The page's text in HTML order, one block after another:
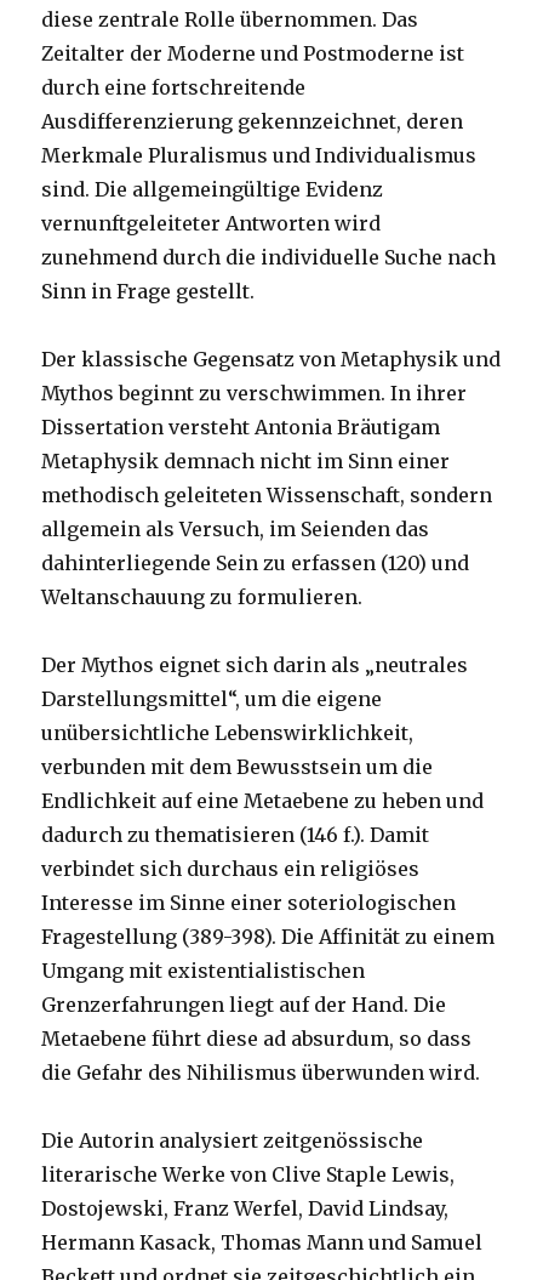
diese zentrale Rolle übernommen. Das
Zeitalter der Moderne und Postmoderne ist
durch eine fortschreitende
Ausdifferenzierung gekennzeichnet, deren
Merkmale Pluralismus und Individualismus
sind. Die allgemeingültige Evidenz
vernunftgeleiteter Antworten wird
zunehmend durch die individuelle Suche nach
Sinn in Frage gestellt.
Der klassische Gegensatz von Metaphysik und
Mythos beginnt zu verschwimmen. In ihrer
Dissertation versteht Antonia Bräutigam
Metaphysik demnach nicht im Sinn einer
methodisch geleiteten Wissenschaft, sondern
allgemein als Versuch, im Seienden das
dahinterliegende Sein zu erfassen (120) und
Weltanschauung zu formulieren.
Der Mythos eignet sich darin als „neutrales
Darstellungsmittel“, um die eigene
unübersichtliche Lebenswirklichkeit,
verbunden mit dem Bewusstsein um die
Endlichkeit auf eine Metaebene zu heben und
dadurch zu thematisieren (146 f.). Damit
verbindet sich durchaus ein religiöses
Interesse im Sinne einer soteriologischen
Fragestellung (389-398). Die Affinität zu einem
Umgang mit existentialistischen
Grenzerfahrungen liegt auf der Hand. Die
Metaebene führt diese ad absurdum, so dass
die Gefahr des Nihilismus überwunden wird.
Die Autorin analysiert zeitgenössische
literarische Werke von Clive Staple Lewis,
Dostojewski, Franz Werfel, David Lindsay,
Hermann Kasack, Thomas Mann und Samuel